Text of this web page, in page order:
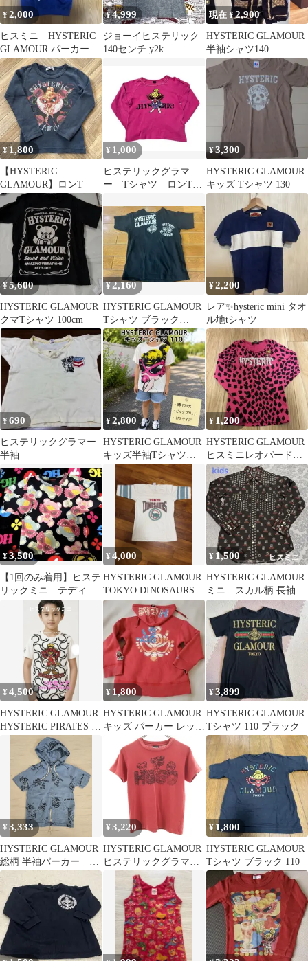
¥2,000
ヒスミニ HYSTERIC
GLAMOUR パーカー ブ
ルー 130
¥4,999
ジョーイヒステリック
140センチ y2k
現在 ¥2,900
HYSTERIC GLAMOUR
半袖シャツ140
¥1,800
【HYSTERIC
GLAMOUR】ロンT
¥ 1,000
ヒステリックグラマ
ー Tシャツ ロンT
¥3,300
HYSTERIC GLAMOUR
キッズ Tシャツ 130
¥5,600
HYSTERIC GLAMOUR
クマTシャツ 100cm
¥2,160
HYSTERIC GLAMOUR
Tシャツ ブラック
120cm
¥2,200
レア✨hysteric mini タオ
ル地tシャツ
¥690
ヒステリックグラマー
半袖
¥2,800
HYSTERIC GLAMOUR
キッズ半袖Tシャツ
110cm
¥ 1,200
HYSTERIC GLAMOUR
ヒスミニレオパード柄
長袖カットソー
¥3,500
【1回のみ着用】ヒステ
リックミニ テディ総
柄 105cm
¥4,000
HYSTERIC GLAMOUR
TOKYO DINOSAURS T
シャツ
¥ 1,500
HYSTERIC GLAMOUR
ミニ スカル柄 長袖シ
ャツ kids
¥4,500
HYSTERIC GLAMOUR
HYSTERIC PIRATES T
¥ 1,800
HYSTERIC GLAMOUR
キッズ パーカー レッド
¥3,899
HYSTERIC GLAMOUR
Tシャツ 110 ブラック
¥3,333
HYSTERIC GLAMOUR
総柄 半袖パーカー デ
ニム 110 ヒスミニ
¥ 3,220
HYSTERIC GLAMOUR
ヒステリックグラマー
日本製 半袖 Tシャツ
140 レッド系 キッズ 古
¥ 1,800
HYSTERIC GLAMOUR
Tシャツ ブラック 110